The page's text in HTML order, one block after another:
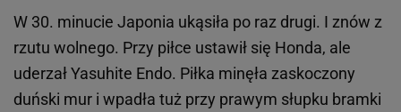
W 30. minucie Japonia ukąsiła po raz drugi. I znów z
rzutu wolnego. Przy piłce ustawił się Honda, ale
uderzał Yasuhite Endo. Piłka minęła zaskoczony
duński mur i wpadła tuż przy prawym słupku bramki